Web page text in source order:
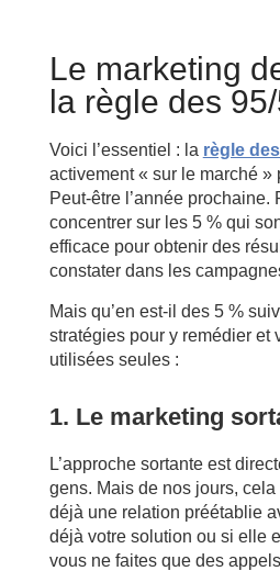
Le marketing
la règle des
Voici l’essentiel : la règle
activement « sur le marché »
Peut-être l’année prochaine.
concentrer sur les 5 % qui
efficace pour obtenir des
constater dans les
Mais qu’en est-il des 5 %
stratégies pour y remédier et
utilisées seules :
1. Le marketing
L’approche sortante est
gens. Mais de nos jours,
déjà une relation préétablie
déjà votre solution ou si elle
vous ne faites que des